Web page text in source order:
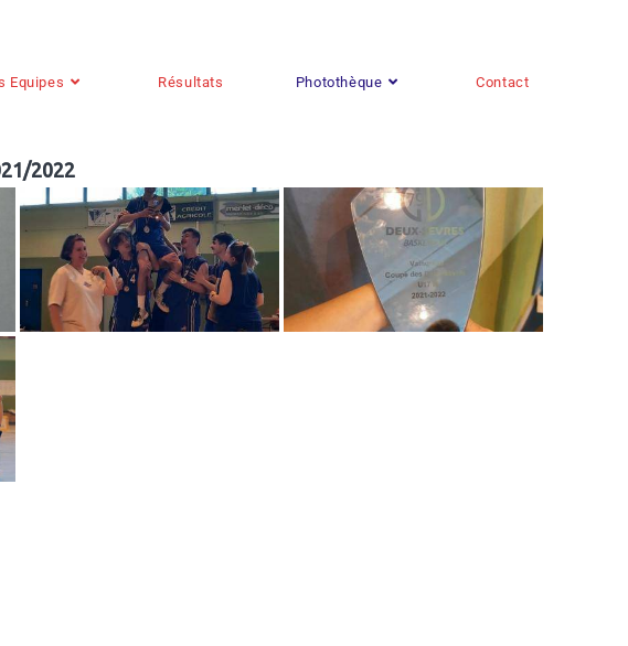
Equipes Résultats Photothèque Contact
2022